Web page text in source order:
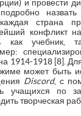
и провести
страна
конфликт
как учебник,
1914-1918 [8].
может быть
Discord, с
учащихся по
творческая